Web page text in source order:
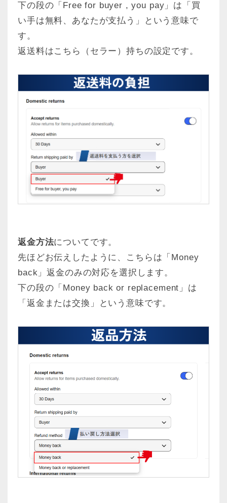
下の段の「Free for buyer , you pay」は「買
い手は無料、あなたが支払う」という意味で
す。
返送料はこちら（セラー）持ちの設定です。
返金方法についてです。
先ほどお伝えしたように、こちらは「Money
back」返金のみの対応を選択します。
下の段の「Money back or replacement」は
「返金または交換」という意味です。